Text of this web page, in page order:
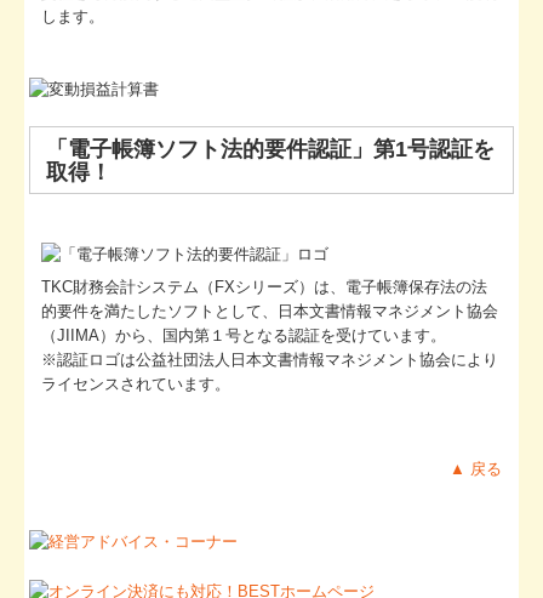
します。
「電子帳簿ソフト法的要件認証」第1号認証を
取得！
TKC財務会計システム（FXシリーズ） は、電子帳簿保存法の法
的要件を満たしたソフトとして、日本文書情報マネジメント協会
（JIIMA）から、国内第１号となる認証を受けています。
※認証ロゴは公益社団法人日本文書情報マネジメント協会により
ライセンスされています。
▲ 戻る